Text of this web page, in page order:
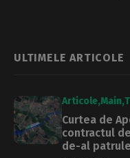
acest sezon
ULTIMELE ARTICOLE
Articole Main
Curtea de
contractul
de-al